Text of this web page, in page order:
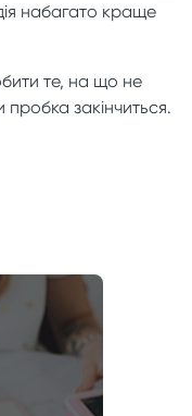
набагато краще
те, на що не
закінчиться.